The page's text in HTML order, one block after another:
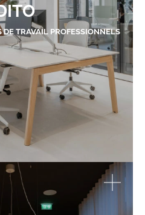
DE TRAVAIL PROFESSIONNELS